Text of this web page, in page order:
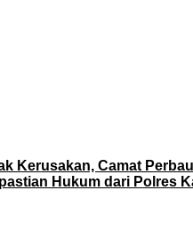
Kerusakan, Camat
Hukum dari Polres